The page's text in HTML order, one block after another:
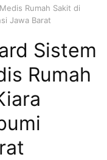
Rumah Sakit di
Jawa Barat
Sistem
Rumah